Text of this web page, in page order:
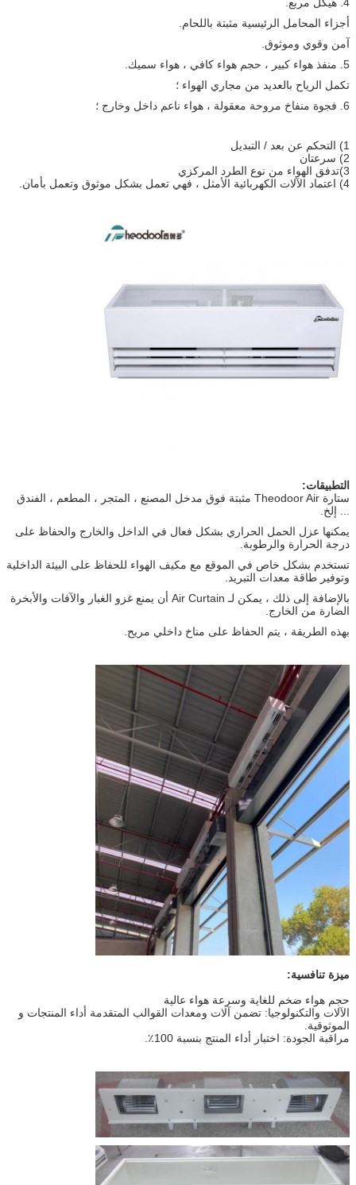
أجزاء المحامل الرئيسية مثبتة باللحام.
آمن وقوي وموثوق.
5. منفذ هواء كبير ، حجم هواء كافي ، هواء سميك.
تكمل الرياح بالعديد من مجاري الهواء ؛
6. فجوة منفاخ مروحة معقولة ، هواء ناعم داخل وخارج ؛
1) التحكم عن بعد / التبديل
2) سرعتان
3) تدفق الهواء من نوع الطرد المركزي
4) اعتماد الآلات الكهربائية الأمثل ، فهي تعمل بشكل موثوق وتعمل بأمان.
التطبيقات:
ستارة Theodoor Air مثبتة فوق مدخل المصنع ، المتجر ، المطعم ، الفندق
... إلخ.
يمكنها عزل الحمل الحراري بشكل فعال في الداخل والخارج والحفاظ على
درجة الحرارة والرطوبة.
تستخدم بشكل خاص في الموقع مع مكيف الهواء للحفاظ على البيئة الداخلية
وتوفير طاقة معدات التبريد.
بالإضافة إلى ذلك ، يمكن لـ Air Curtain أن يمنع غزو الغبار والآفات والأبخرة
الضارة من الخارج.
بهذه الطريقة ، يتم الحفاظ على مناخ داخلي مريح.
ميزة تنافسية:
حجم هواء ضخم للغاية وسرعة هواء عالية
الآلات والتكنولوجيا: تضمن آلات ومعدات القوالب المتقدمة أداء المنتجات و
الموثوقية.
مراقبة الجودة: اختبار أداء المنتج بنسبة 100٪.